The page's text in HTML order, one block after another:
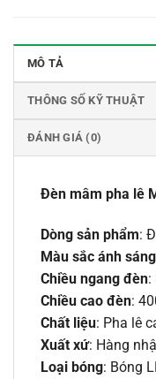
MÔ TẢ
THÔNG SỐ KỸ THUẬT
ĐÁNH GIÁ (0)
Đèn mâm pha lê
Dòng sản phẩm:
Màu sắc ánh sáng
Chiều ngang đèn:
Chiều cao đèn:
Chất liệu: Pha lê
Xuất xứ: Hàng
Loại bóng: Bóng